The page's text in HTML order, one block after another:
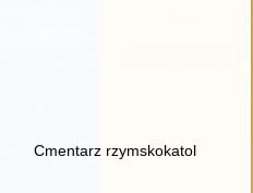
: na podstawie powielaczowych
Cmentarz rzymskokatolickiej